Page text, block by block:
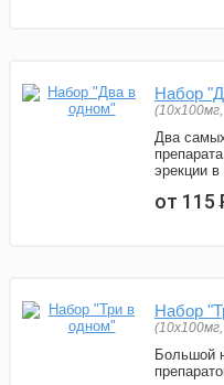
Набор
Два
эрекции
от 115
Набор
Большой